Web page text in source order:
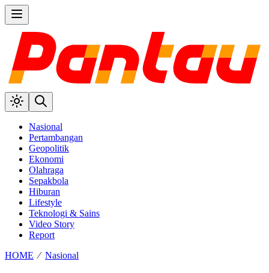
Nasional
Pertambangan
Geopolitik
Ekonomi
Olahraga
Sepakbola
Hiburan
Lifestyle
Teknologi & Sains
Video Story
Report
HOME ⁄ Nasional